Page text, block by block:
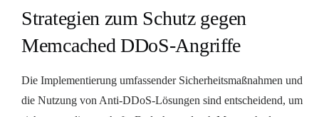
Strategien zum Schutz gegen
Memcached DDoS-Angriffe
Die Implementierung umfassender Sicherheitsmaßnahmen und
die Nutzung von Anti-DDoS-Lösungen sind entscheidend, um